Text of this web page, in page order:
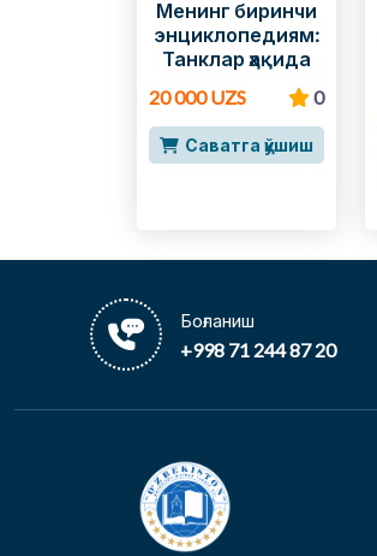
Менинг биринчи
энциклопедиям:
Танклар ҳақида
20 000 UZS
0
Саватга қўшиш
Боғланиш
+998 71 244 87 20